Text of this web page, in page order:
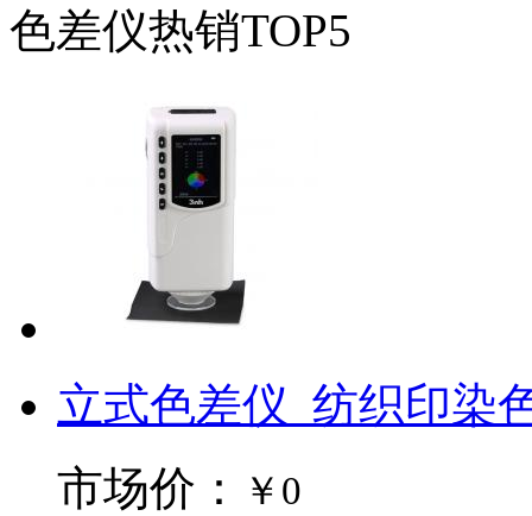
色差仪热销TOP5
立式色差仪_纺织印染
市场价：
￥0